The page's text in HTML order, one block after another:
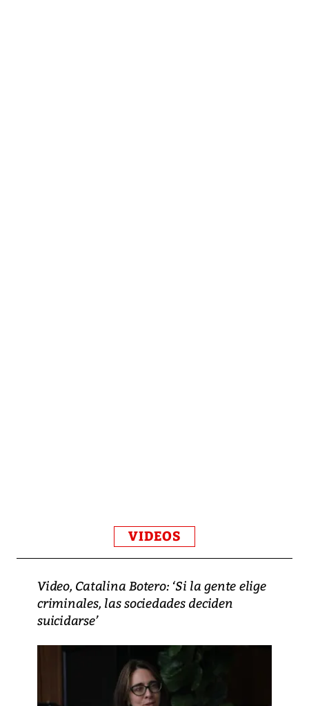
VIDEOS
Video, Catalina Botero: ‘Si la gente elige
criminales, las sociedades deciden
suicidarse’